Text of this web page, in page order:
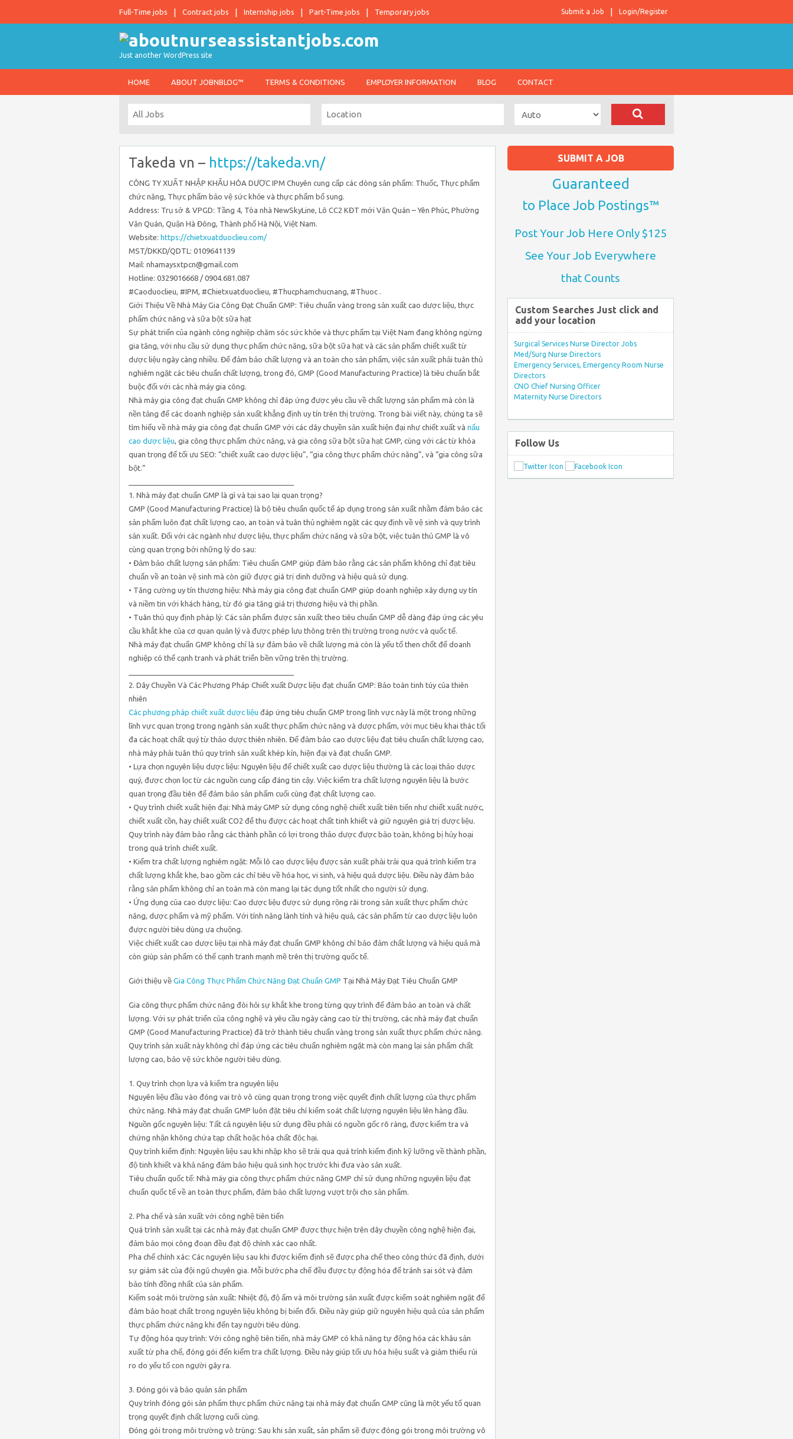
Full-Time jobs Contract jobs Internship jobs Part-Time jobs Temporary jobs Login/Register
Submit a Job
Just another WordPress site
HOME ABOUT JOBNBLOG™ TERMS & CONDITIONS EMPLOYER INFORMATION BLOG CONTACT
Takeda vn – https://takeda.vn/
CÔNG TY XUẤT NHẬP KHẨU HÓA DƯỢC IPM Chuyên cung cấp các dòng sản phẩm: Thuốc, Thực phẩm
chức năng, Thực phẩm bảo vệ sức khỏe và thực phẩm bổ sung.
Address: Trụ sở & VPGD: Tầng 4, Tòa nhà NewSkyLine, Lô CC2 KĐT mới Văn Quán – Yên Phúc, Phường
Văn Quán, Quận Hà Đông, Thành phố Hà Nội, Việt Nam.
Website: https://chietxuatduoclieu.com/
MST/DKKD/QDTL: 0109641139
Mail: nhamaysxtpcn@gmail.com
Hotline: 0329016668 / 0904.681.087
#Caoduoclieu, #IPM, #Chietxuatduoclieu, #Thucphamchucnang, #Thuoc .
Giới Thiệu Về Nhà Máy Gia Công Đạt Chuẩn GMP: Tiêu chuẩn vàng trong sản xuất cao dược liệu, thực
phẩm chức năng và sữa bột sữa hạt
Sự phát triển của ngành công nghiệp chăm sóc sức khỏe và thực phẩm tại Việt Nam đang không ngừng
gia tăng, với nhu cầu sử dụng thực phẩm chức năng, sữa bột sữa hạt và các sản phẩm chiết xuất từ
dược liệu ngày càng nhiều. Để đảm bảo chất lượng và an toàn cho sản phẩm, việc sản xuất phải tuân thủ
nghiêm ngặt các tiêu chuẩn chất lượng, trong đó, GMP (Good Manufacturing Practice) là tiêu chuẩn bắt
buộc đối với các nhà máy gia công.
Nhà máy gia công đạt chuẩn GMP không chỉ đáp ứng được yêu cầu về chất lượng sản phẩm mà còn là
nền tảng để các doanh nghiệp sản xuất khẳng định uy tín trên thị trường. Trong bài viết này, chúng ta sẽ
tìm hiểu về nhà máy gia công đạt chuẩn GMP với các dây chuyền sản xuất hiện đại như chiết xuất và nấu
cao dược liệu, gia công thực phẩm chức năng, và gia công sữa bột sữa hạt GMP, cùng với các từ khóa
quan trọng để tối ưu SEO: “chiết xuất cao dược liệu”, “gia công thực phẩm chức năng”, và “gia công sữa
bột.”
1. Nhà máy đạt chuẩn GMP là gì và tại sao lại quan trọng?
GMP (Good Manufacturing Practice) là bộ tiêu chuẩn quốc tế áp dụng trong sản xuất nhằm đảm bảo các
sản phẩm luôn đạt chất lượng cao, an toàn và tuân thủ nghiêm ngặt các quy định về vệ sinh và quy trình
sản xuất. Đối với các ngành như dược liệu, thực phẩm chức năng và sữa bột, việc tuân thủ GMP là vô
cùng quan trọng bởi những lý do sau:
• Đảm bảo chất lượng sản phẩm: Tiêu chuẩn GMP giúp đảm bảo rằng các sản phẩm không chỉ đạt tiêu
chuẩn về an toàn vệ sinh mà còn giữ được giá trị dinh dưỡng và hiệu quả sử dụng.
• Tăng cường uy tín thương hiệu: Nhà máy gia công đạt chuẩn GMP giúp doanh nghiệp xây dựng uy tín
và niềm tin với khách hàng, từ đó gia tăng giá trị thương hiệu và thị phần.
• Tuân thủ quy định pháp lý: Các sản phẩm được sản xuất theo tiêu chuẩn GMP dễ dàng đáp ứng các yêu
cầu khắt khe của cơ quan quản lý và được phép lưu thông trên thị trường trong nước và quốc tế.
Nhà máy đạt chuẩn GMP không chỉ là sự đảm bảo về chất lượng mà còn là yếu tố then chốt để doanh
nghiệp có thể cạnh tranh và phát triển bền vững trên thị trường.
2. Dây Chuyền Và Các Phương Pháp Chiết xuất Dược liệu đạt chuẩn GMP: Bảo toàn tinh túy của thiên
nhiên
Các phương pháp chiết xuất dược liệu đáp ứng tiêu chuẩn GMP trong lĩnh vực này là một trong những
lĩnh vực quan trọng trong ngành sản xuất thực phẩm chức năng và dược phẩm, với mục tiêu khai thác tối
đa các hoạt chất quý từ thảo dược thiên nhiên. Để đảm bảo cao dược liệu đạt tiêu chuẩn chất lượng cao,
nhà máy phải tuân thủ quy trình sản xuất khép kín, hiện đại và đạt chuẩn GMP.
• Lựa chọn nguyên liệu dược liệu: Nguyên liệu để chiết xuất cao dược liệu thường là các loại thảo dược
quý, được chọn lọc từ các nguồn cung cấp đáng tin cậy. Việc kiểm tra chất lượng nguyên liệu là bước
quan trọng đầu tiên để đảm bảo sản phẩm cuối cùng đạt chất lượng cao.
• Quy trình chiết xuất hiện đại: Nhà máy GMP sử dụng công nghệ chiết xuất tiên tiến như chiết xuất nước,
chiết xuất cồn, hay chiết xuất CO2 để thu được các hoạt chất tinh khiết và giữ nguyên giá trị dược liệu.
Quy trình này đảm bảo rằng các thành phần có lợi trong thảo dược được bảo toàn, không bị hủy hoại
trong quá trình chiết xuất.
• Kiểm tra chất lượng nghiêm ngặt: Mỗi lô cao dược liệu được sản xuất phải trải qua quá trình kiểm tra
chất lượng khắt khe, bao gồm các chỉ tiêu về hóa học, vi sinh, và hiệu quả dược liệu. Điều này đảm bảo
rằng sản phẩm không chỉ an toàn mà còn mang lại tác dụng tốt nhất cho người sử dụng.
• Ứng dụng của cao dược liệu: Cao dược liệu được sử dụng rộng rãi trong sản xuất thực phẩm chức
năng, dược phẩm và mỹ phẩm. Với tính năng lành tính và hiệu quả, các sản phẩm từ cao dược liệu luôn
được người tiêu dùng ưa chuộng.
Việc chiết xuất cao dược liệu tại nhà máy đạt chuẩn GMP không chỉ bảo đảm chất lượng và hiệu quả mà
còn giúp sản phẩm có thể cạnh tranh mạnh mẽ trên thị trường quốc tế.
Giới thiệu về Gia Công Thực Phẩm Chức Năng Đạt Chuẩn GMP Tại Nhà Máy Đạt Tiêu Chuẩn GMP
Gia công thực phẩm chức năng đòi hỏi sự khắt khe trong từng quy trình để đảm bảo an toàn và chất
lượng. Với sự phát triển của công nghệ và yêu cầu ngày càng cao từ thị trường, các nhà máy đạt chuẩn
GMP (Good Manufacturing Practice) đã trở thành tiêu chuẩn vàng trong sản xuất thực phẩm chức năng.
Quy trình sản xuất này không chỉ đáp ứng các tiêu chuẩn nghiêm ngặt mà còn mang lại sản phẩm chất
lượng cao, bảo vệ sức khỏe người tiêu dùng.
1. Quy trình chọn lựa và kiểm tra nguyên liệu
Nguyên liệu đầu vào đóng vai trò vô cùng quan trọng trong việc quyết định chất lượng của thực phẩm
chức năng. Nhà máy đạt chuẩn GMP luôn đặt tiêu chí kiểm soát chất lượng nguyên liệu lên hàng đầu.
Nguồn gốc nguyên liệu: Tất cả nguyên liệu sử dụng đều phải có nguồn gốc rõ ràng, được kiểm tra và
chứng nhận không chứa tạp chất hoặc hóa chất độc hại.
Quy trình kiểm định: Nguyên liệu sau khi nhập kho sẽ trải qua quá trình kiểm định kỹ lưỡng về thành phần,
độ tinh khiết và khả năng đảm bảo hiệu quả sinh học trước khi đưa vào sản xuất.
Tiêu chuẩn quốc tế: Nhà máy gia công thực phẩm chức năng GMP chỉ sử dụng những nguyên liệu đạt
chuẩn quốc tế về an toàn thực phẩm, đảm bảo chất lượng vượt trội cho sản phẩm.
2. Pha chế và sản xuất với công nghệ tiên tiến
Quá trình sản xuất tại các nhà máy đạt chuẩn GMP được thực hiện trên dây chuyền công nghệ hiện đại,
đảm bảo mọi công đoạn đều đạt độ chính xác cao nhất.
Pha chế chính xác: Các nguyên liệu sau khi được kiểm định sẽ được pha chế theo công thức đã định, dưới
sự giám sát của đội ngũ chuyên gia. Mỗi bước pha chế đều được tự động hóa để tránh sai sót và đảm
bảo tính đồng nhất của sản phẩm.
Kiểm soát môi trường sản xuất: Nhiệt độ, độ ẩm và môi trường sản xuất được kiểm soát nghiêm ngặt để
đảm bảo hoạt chất trong nguyên liệu không bị biến đổi. Điều này giúp giữ nguyên hiệu quả của sản phẩm
thực phẩm chức năng khi đến tay người tiêu dùng.
Tự động hóa quy trình: Với công nghệ tiên tiến, nhà máy GMP có khả năng tự động hóa các khâu sản
xuất từ pha chế, đóng gói đến kiểm tra chất lượng. Điều này giúp tối ưu hóa hiệu suất và giảm thiểu rủi
ro do yếu tố con người gây ra.
3. Đóng gói và bảo quản sản phẩm
Quy trình đóng gói sản phẩm thực phẩm chức năng tại nhà máy đạt chuẩn GMP cũng là một yếu tố quan
trọng quyết định chất lượng cuối cùng.
Đóng gói trong môi trường vô trùng: Sau khi sản xuất, sản phẩm sẽ được đóng gói trong môi trường vô
SUBMIT A JOB
Guaranteed
to Place Job Postings™
Post Your Job Here Only $125
See Your Job Everywhere
that Counts
Custom Searches Just click and
add your location
Surgical Services Nurse Director Jobs
Med/Surg Nurse Directors
Emergency Services, Emergency Room Nurse
Directors
CNO Chief Nursing Officer
Maternity Nurse Directors
Follow Us